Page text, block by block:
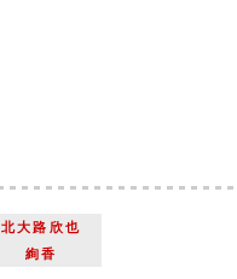
北大路欣也
絢香